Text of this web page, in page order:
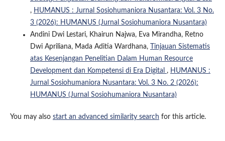
, HUMANUS : Jurnal Sosiohumaniora Nusantara: Vol. 3 No.
3 (2026): HUMANUS (Jurnal Sosiohumaniora Nusantara)
Andini Dwi Lestari, Khairun Najwa, Eva Mirandha, Retno
Dwi Apriliana, Mada Aditia Wardhana,
Tinjauan Sistematis
atas Kesenjangan Penelitian Dalam Human Resource
Development dan Kompetensi di Era Digital , HUMANUS :
Jurnal Sosiohumaniora Nusantara: Vol. 3 No. 2 (2026):
HUMANUS (Jurnal Sosiohumaniora Nusantara)
You may also start an advanced similarity search for this article.